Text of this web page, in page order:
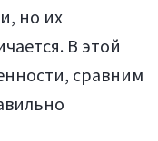
но их
В этой
сравним